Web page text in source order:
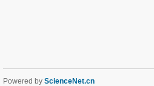
Powered by ScienceNet.cn